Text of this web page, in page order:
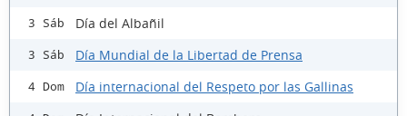
3 Sáb Día del Albañil
3 Sáb Día Mundial de la Libertad de Prensa
4 Dom Día internacional del Respeto por las Gallinas